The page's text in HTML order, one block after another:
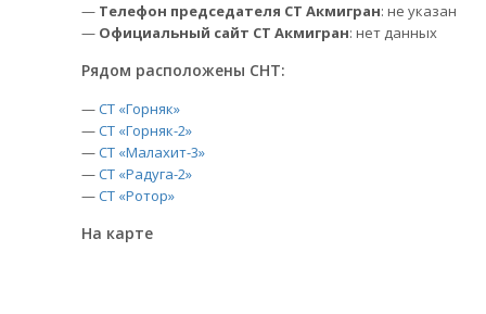
— Телефон председателя СТ Акмигран: не указан
— Официальный сайт СТ Акмигран: нет данных
Рядом расположены СНТ:
—СТ «Горняк»
—СТ «Горняк-2»
—СТ «Малахит-3»
—СТ «Радуга-2»
—СТ «Ротор»
На карте